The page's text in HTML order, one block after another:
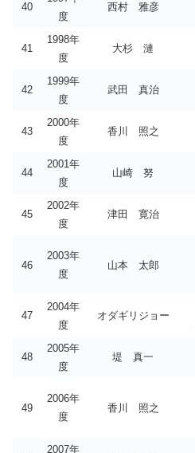
40
度
西村 雅彦
41
1998年
度
大杉 漣
42
1999年
度
武田 真治
43
2000年
度
香川 照之
44
2001年
度
山崎 努
45
2002年
度
津田 寛治
46
2003年
度
山本 太郎
47
2004年
度
オダギリジョー
48
2005年
度
堤 真一
49
2006年
度
香川 照之
2007年